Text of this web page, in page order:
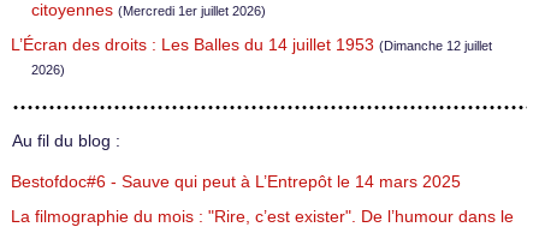
citoyennes (Mercredi 1er juillet 2026)
L’Écran des droits : Les Balles du 14 juillet 1953 (Dimanche 12 juillet
2026)
Au fil du blog :
Bestofdoc#6 - Sauve qui peut à L’Entrepôt le 14 mars 2025
La filmographie du mois : "Rire, c’est exister". De l’humour dans le